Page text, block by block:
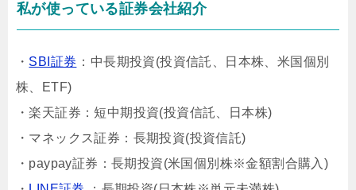
私が使っている証券会社紹介
・ SBI証券 ：中長期投資(投資信託、日本株、米国個別
株、ETF)
・楽天証券：短中期投資(投資信託、日本株)
・マネックス証券：長期投資(投資信託)
・paypay証券：長期投資(米国個別株※金額割合購入)